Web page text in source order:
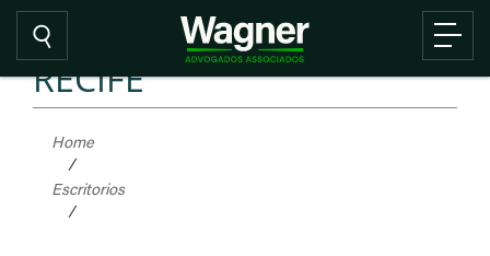
RECIFE
Home
/
Escritorios
/